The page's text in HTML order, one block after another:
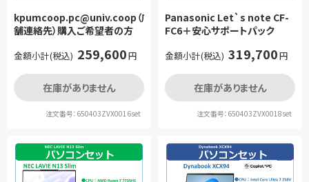
kpumcoop.pc@univ.coop（店
舗連絡先）購入ご希望者の方
金額小計(税込) 259,600円
在庫がありません
注文番号：650403ZVX0016set
Panasonic Let`s note CF-
FC6＋安心サポートパック
金額小計(税込) 319,700円
在庫がありません
注文番号：650403ZVX0018set